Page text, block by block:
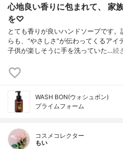
心地良い香りに包まれて、 家
を♡
とても香りが良いハンドソープです
らも、“やさしさ”が伝わってくるアイ
子供が楽しそうに手を洗っていた…続
WASH BON(ウォシュボン)
プライムフォーム
コスメコレクター
もい